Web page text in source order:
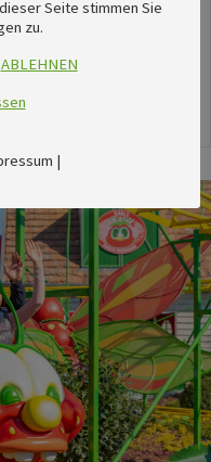
im August
Seite stimmen Sie
zu.
ABLEHNEN
|